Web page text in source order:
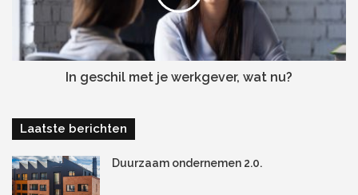
met de administratie bezig bent dan met het converteren.
# 3. Noteren, noteren en nog
meer noteren
In geschil met je werkgever, wat nu?
Laatste berichten
Duurzaam ondernemen 2.0.